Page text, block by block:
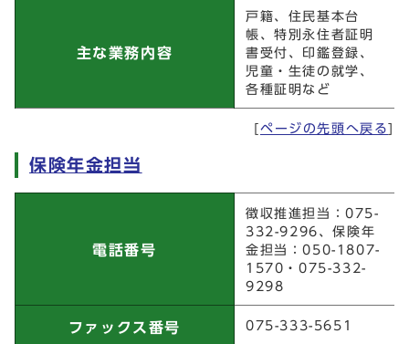
主な業務内容
戸籍、住民基本台
帳、特別永住者証明
書受付、印鑑登録、
児童・生徒の就学、
各種証明など
ページの先頭へ戻る
保険年金担当
電話番号
徴収推進担当：075-
332-9296、保険年
金担当：050-1807-
1570・075-332-
9298
ファックス番号 075-333-5651